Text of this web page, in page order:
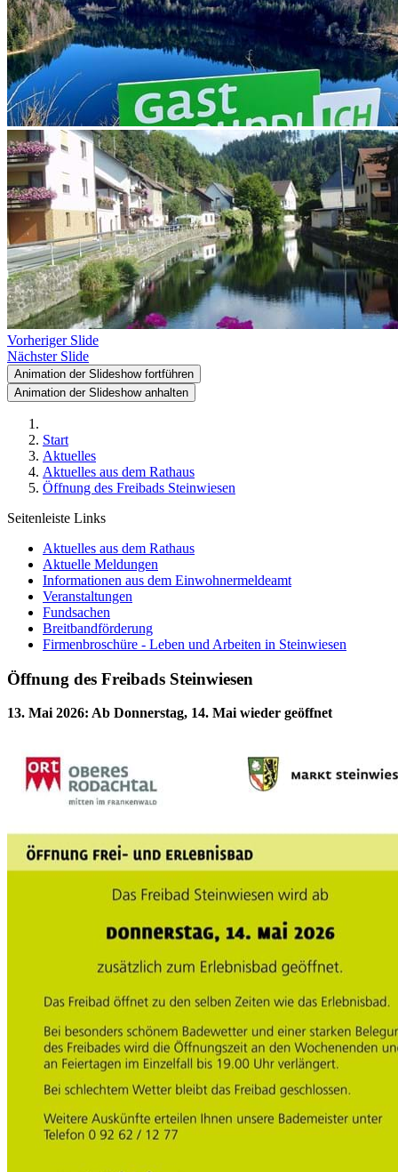
Vorheriger Slide
Nächster Slide
Animation der Slideshow fortführen
Animation der Slideshow anhalten
Start
Aktuelles
Aktuelles aus dem Rathaus
Öffnung des Freibads Steinwiesen
Seitenleiste Links
Aktuelles aus dem Rathaus
Aktuelle Meldungen
Informationen aus dem Einwohnermeldeamt
Veranstaltungen
Fundsachen
Breitbandförderung
Firmenbroschüre - Leben und Arbeiten in Steinwiesen
Öffnung des Freibads Steinwiesen
13. Mai 2026: Ab Donnerstag, 14. Mai wieder geöffnet